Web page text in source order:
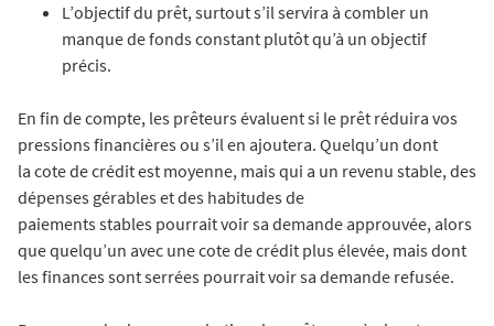
L’objectif du prêt, surtout s’il servira à combler un
manque de fonds constant plutôt qu’à un objectif
précis.
En fin de compte, les prêteurs évaluent si le prêt réduira vos
pressions financières ou s’il en ajoutera. Quelqu’un dont
la cote de crédit est moyenne, mais qui a un revenu stable, des
dépenses gérables et des habitudes de
paiements stables pourrait voir sa demande approuvée, alors
que quelqu’un avec une cote de crédit plus élevée, mais dont
les finances sont serrées pourrait voir sa demande refusée.